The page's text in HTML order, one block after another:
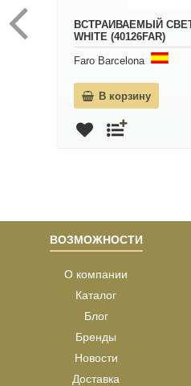
ВСТРАИВАЕМЫЙ
WHITE (40126FAR)
Faro Barcelona
В корзину
ВОЗМОЖНОСТИ
О компании
Каталог
Блог
Бренды
Новости
Доставка